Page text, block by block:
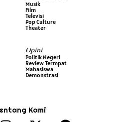
Musik
Film
Televisi
Pop Culture
Theater
Opini
Politik Negeri
Review Termpat
Mahasiswa
Demonstrasi
Kami